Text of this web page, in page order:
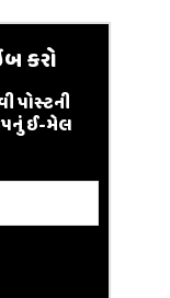
કરો
પોસ્ટની
ઈ-મેલ